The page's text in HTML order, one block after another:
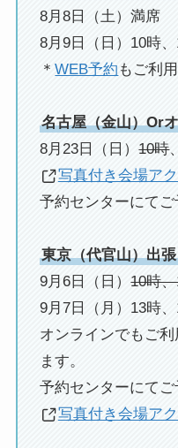
8月8日（土）満席
8月9日（日）10時
＊WEB予約 もご利
名古屋（金山）Or
8月23日（日）10時
写真付き会場ア
予約センターにてご
東京（代官山）出張
9月6日（日）10時
9月7日（月）13時
オンラインでもご
ます。
予約センターにてご
写真付き会場ア